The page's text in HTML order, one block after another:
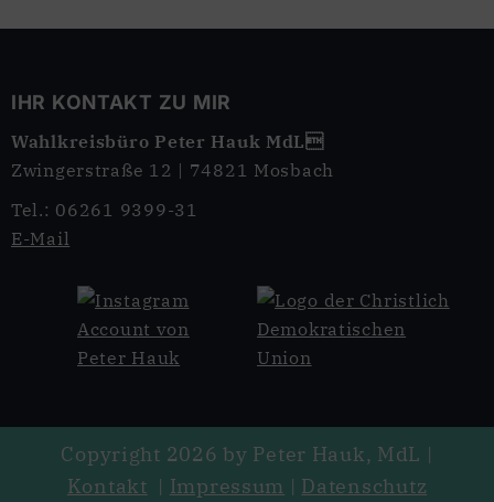
IHR KONTAKT ZU MIR
Wahlkreisbüro Peter Hauk MdL
Zwingerstraße 12 | 74821 Mosbach
Tel.: 06261 9399-31
E-Mail
Copyright 2026 by Peter Hauk, MdL |
Kontakt | Impressum | Datenschutz